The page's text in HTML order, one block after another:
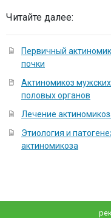
Читайте далее:
Первичный
почки
Актиномикоз мужских
половых органов
Лечение
Этиология и
актиномикоза